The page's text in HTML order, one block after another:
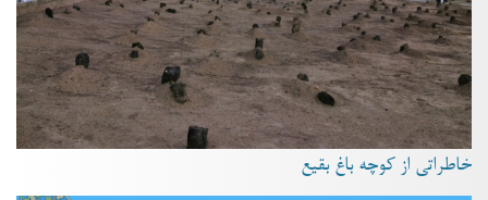
خاطراتی از کوچه باغ بقیع